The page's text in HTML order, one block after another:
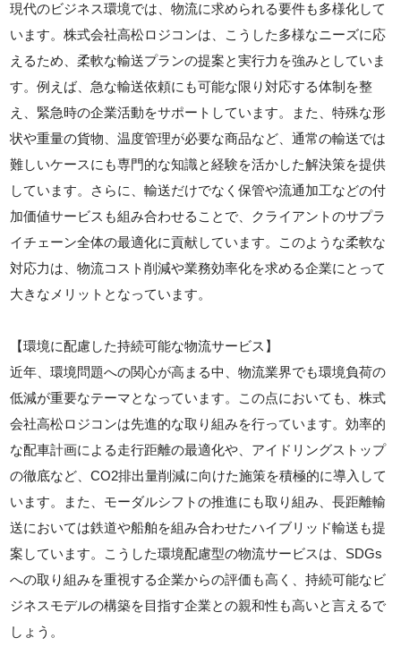
現代のビジネス環境では、物流に求められる要件も多様化して
います。株式会社高松ロジコンは、こうした多様なニーズに応
えるため、柔軟な輸送プランの提案と実行力を強みとしていま
す。例えば、急な輸送依頼にも可能な限り対応する体制を整
え、緊急時の企業活動をサポートしています。また、特殊な形
状や重量の貨物、温度管理が必要な商品など、通常の輸送では
難しいケースにも専門的な知識と経験を活かした解決策を提供
しています。さらに、輸送だけでなく保管や流通加工などの付
加価値サービスも組み合わせることで、クライアントのサプラ
イチェーン全体の最適化に貢献しています。このような柔軟な
対応力は、物流コスト削減や業務効率化を求める企業にとって
大きなメリットとなっています。
【環境に配慮した持続可能な物流サービス】
近年、環境問題への関心が高まる中、物流業界でも環境負荷の
低減が重要なテーマとなっています。この点においても、株式
会社高松ロジコンは先進的な取り組みを行っています。効率的
な配車計画による走行距離の最適化や、アイドリングストップ
の徹底など、CO2排出量削減に向けた施策を積極的に導入して
います。また、モーダルシフトの推進にも取り組み、長距離輸
送においては鉄道や船舶を組み合わせたハイブリッド輸送も提
案しています。こうした環境配慮型の物流サービスは、SDGs
への取り組みを重視する企業からの評価も高く、持続可能なビ
ジネスモデルの構築を目指す企業との親和性も高いと言えるで
しょう。